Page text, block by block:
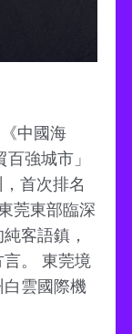
中國海
強城市」
首次排名
莞東部臨深
客語鎮，
。 東莞境
雲國際機